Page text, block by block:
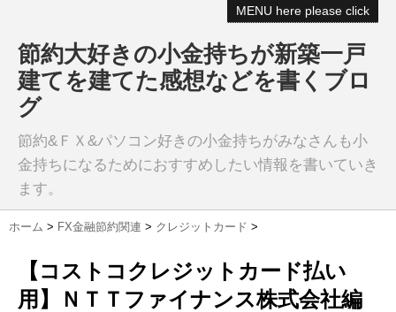
MENU here please click
節約大好きの小金持ちが新築一戸
建てを建てた感想などを書くブロ
グ
節約&ＦＸ&パソコン好きの小金持ちがみなさんも小
金持ちになるためにおすすめしたい情報を書いていき
ます。
ホーム > FX金融節約関連 > クレジットカード >
【コストコクレジットカード払い
用】ＮＴＴファイナンス株式会社編